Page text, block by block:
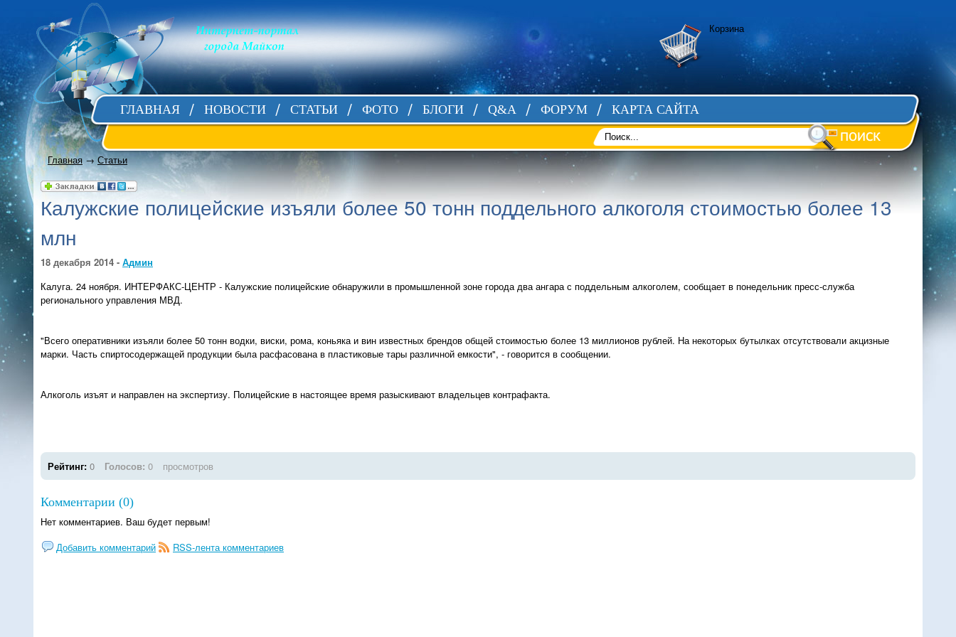
Корзина
ГЛАВНАЯ НОВОСТИ СТАТЬИ ФОТО БЛОГИ Q&A ФОРУМ КАРТА САЙТА
Главная→Статьи
Калужские полицейские изъяли более 50 тонн поддельного алкоголя стоимостью более 13
млн
18 декабря 2014 - Админ
Калуга. 24 ноября. ИНТЕРФАКС-ЦЕНТР - Калужские полицейские обнаружили в промышленной зоне города два ангара с поддельным алкоголем, сообщает в понедельник пресс-служба
регионального управления МВД.
"Всего оперативники изъяли более 50 тонн водки, виски, рома, коньяка и вин известных брендов общей стоимостью более 13 миллионов рублей. На некоторых бутылках отсутствовали акцизные
марки. Часть спиртосодержащей продукции была расфасована в пластиковые тары различной емкости", - говорится в сообщении.
Алкоголь изъят и направлен на экспертизу. Полицейские в настоящее время разыскивают владельцев контрафакта.
Рейтинг: 0 Голосов: 0 просмотров
Комментарии (0)
Нет комментариев. Ваш будет первым!
Добавить комментарий
RSS-лента комментариев